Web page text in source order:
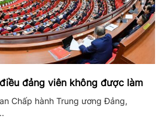
đảng viên không được làm
Chấp hành Trung ương Đảng,